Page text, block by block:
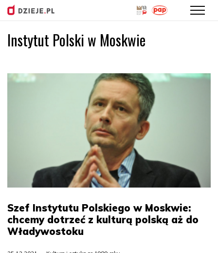
Przejdź
do
Instytut Polski w Moskwie
Szef Instytutu Polskiego w Moskwie:
chcemy dotrzeć z kulturą polską aż do
Władywostoku